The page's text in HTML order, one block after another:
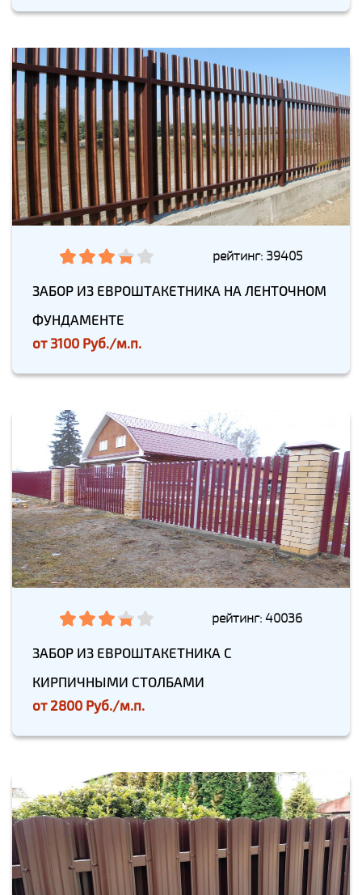
рейтинг: 39405
ЗАБОР ИЗ ЕВРОШТАКЕТНИКА НА ЛЕНТОЧНОМ
ФУНДАМЕНТЕ
от3100 Руб./м.п.
рейтинг: 40036
ЗАБОР ИЗ ЕВРОШТАКЕТНИКА С
КИРПИЧНЫМИ СТОЛБАМИ
от2800 Руб./м.п.